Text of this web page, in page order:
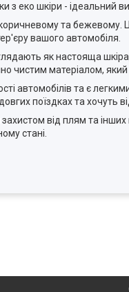
з еко шкіри - ідеальний
та бежевому.
вашого автомобіля.
як настояща
чистим матеріалом,
автомобілів та є
поїздках та хочуть
захистом від плям та
стані.